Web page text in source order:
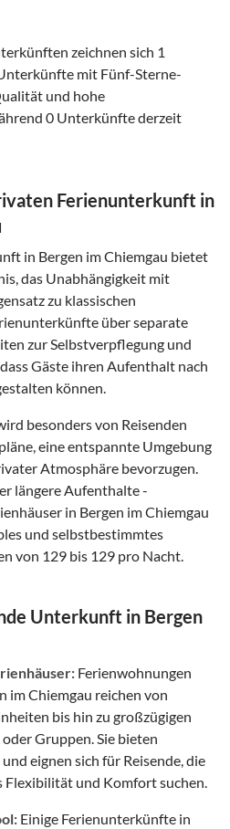
zeichnen sich 1
mit Fünf-Sterne-
und hohe
0 Unterkünfte derzeit
Ferienunterkunft in
in Bergen im Chiemgau bietet
das Unabhängigkeit mit
zu klassischen
über separate
zur Selbstverpflegung und
Gäste ihren Aufenthalt nach
können.
besonders von Reisenden
eine entspannte Umgebung
Atmosphäre bevorzugen.
längere Aufenthalte -
in Bergen im Chiemgau
und selbstbestimmtes
von 129 bis 129 pro Nacht.
Unterkunft in Bergen
Ferienwohnungen
im Chiemgau reichen von
bis hin zu großzügigen
Gruppen. Sie bieten
eignen sich für Reisende, die
und Komfort suchen.
Einige Ferienunterkünfte in